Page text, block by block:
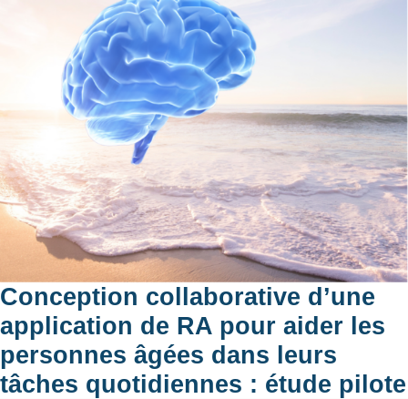
Conception collaborative d’une
application de RA pour aider les
personnes âgées dans leurs
tâches quotidiennes : étude pilote